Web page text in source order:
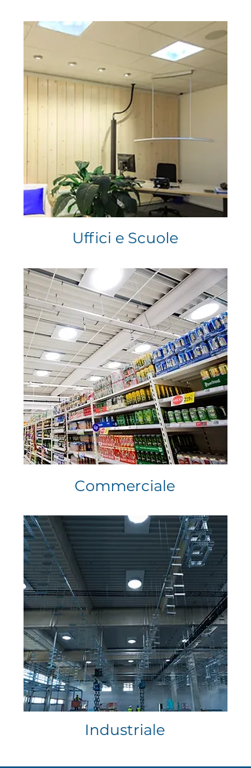
Uffici e Scuole
Commerciale
Industriale